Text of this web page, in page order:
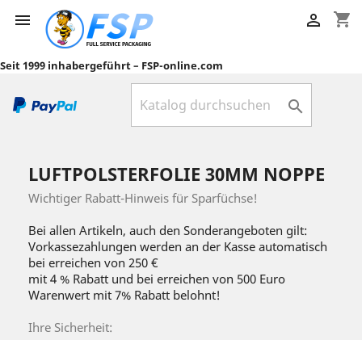
 shopping_cart

Seit 1999 inhabergeführt – FSP-online.com

LUFTPOLSTERFOLIE 30MM NOPPE
Wichtiger Rabatt-Hinweis für Sparfüchse!
Bei allen Artikeln, auch den Sonderangeboten gilt:
Vorkassezahlungen werden an der Kasse automatisch
bei erreichen von 250 €
mit 4 % Rabatt und bei erreichen von 500 Euro
Warenwert mit 7% Rabatt belohnt!
Ihre Sicherheit: